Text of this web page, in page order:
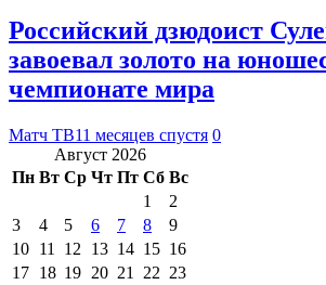
Российский дзюдоист
завоевал золото на
чемпионате мира
Матч ТВ11 месяцев спустя 0
Август 2026
Пн Вт Ср Чт Пт Сб Вс
1
2
3
4 5 6 7 8
9
10 11 12 13 14 15 16
17 18 19 20 21 22 23